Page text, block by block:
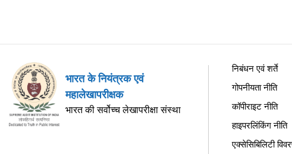
भारत के नियंत्रक एवं
महालेखापरीक्षक
भारत की सर्वोच्च लेखापरीक्षा संस्था
निबंधन एवं शर्ते
गोपनीयता नीति
कॉपीराइट नीति
हाइपरलिंकिंग नीति
एक्सेसिबिलिटी